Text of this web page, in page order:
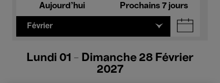
Aujourd'hui Prochains 7 jours
Février
Lundi 01 - Dimanche 28 Février
2027